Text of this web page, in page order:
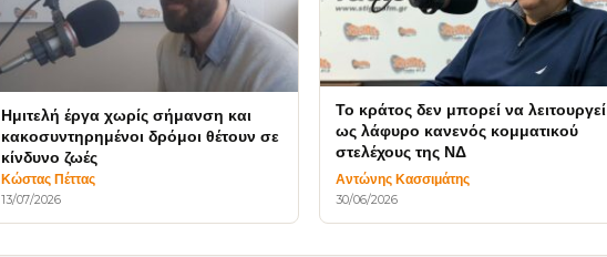
Ημιτελή έργα χωρίς σήμανση και
κακοσυντηρημένοι δρόμοι θέτουν σε
κίνδυνο ζωές
Κώστας Πέττας
13/07/2026
Το κράτος δεν μπορεί να λειτουργεί
ως λάφυρο κανενός κομματικού
στελέχους της ΝΔ
Αντώνης Κασσιμάτης
30/06/2026